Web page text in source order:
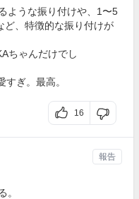
ような振り付けや、1〜5
ど、特徴的な振り付けが
ちゃんだけでし
ぎ。最高。
16
。
報告